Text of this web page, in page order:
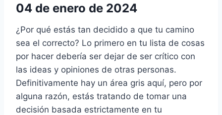
04 de enero de 2024
¿Por qué estás tan decidido a que tu camino
sea el correcto? Lo primero en tu lista de cosas
por hacer debería ser dejar de ser crítico con
las ideas y opiniones de otras personas.
Definitivamente hay un área gris aquí, pero por
alguna razón, estás tratando de tomar una
decisión basada estrictamente en tu